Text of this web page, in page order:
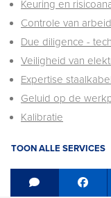
Keuring en
Controle van
Due diligence -
Veiligheid van
Expertise
Geluid op de
Kalibratie
TOON ALLE SERVICES